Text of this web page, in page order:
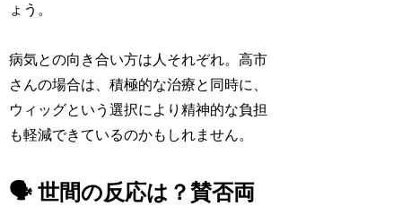
ょう。
病気との向き合い方は人それぞれ。高市
さんの場合は、積極的な治療と同時に、
ウィッグという選択により精神的な負担
も軽減できているのかもしれません。
🗣️ 世間の反応は？賛否両